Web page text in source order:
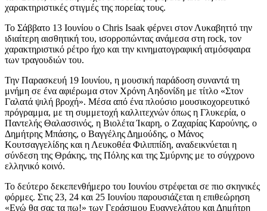
χαρακτηριστικές στιγμές της πορείας τους.
Το Σάββατο 13 Ιουνίου ο Chris Isaak φέρνει στον Λυκαβηττό την
ιδιαίτερη αισθητική του, ισορροπώντας ανάμεσα στη rock, τον
χαρακτηριστικό ρέτρο ήχο και την κινηματογραφική ατμόσφαιρα
των τραγουδιών του.
Την Παρασκευή 19 Ιουνίου, η μουσική παράδοση συναντά τη
μνήμη σε ένα αφιέρωμα στον Χρόνη Αηδονίδη με τίτλο «Στον
Γαλατά ψιλή βροχή». Μέσα από ένα πλούσιο μουσικοχορευτικό
πρόγραμμα, με τη συμμετοχή καλλιτεχνών όπως η Γλυκερία, ο
Παντελής Θαλασσινός, η Βιολέτα Ίκαρη, ο Ζαχαρίας Καρούνης, ο
Δημήτρης Μπάσης, ο Βαγγέλης Δημούδης, ο Μάνος
Κουτσαγγελίδης και η Λευκοθέα Φιλιππίδη, αναδεικνύεται η
σύνδεση της Θράκης, της Πόλης και της Σμύρνης με το σύγχρονο
ελληνικό κοινό.
Το δεύτερο δεκεπενθήμερο του Ιουνίου στρέφεται σε πιο σκηνικές
φόρμες. Στις 23, 24 και 25 Ιουνίου παρουσιάζεται η επιθεώρηση
«Εγώ θα σας τα πω!» των Γεράσιμου Ευαγγελάτου και Δημήτρη